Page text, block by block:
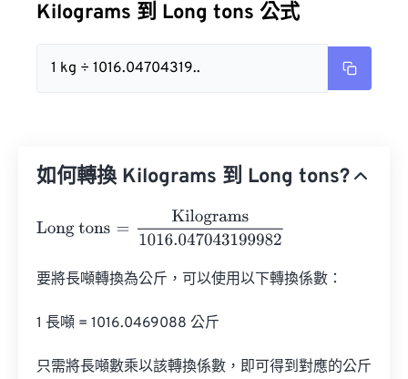
Kilograms 到 Long tons 公式
1 kg ÷ 1016.04704319..
如何轉換 Kilograms 到 Long tons?
Long tons Kilograms1016.047043199982
要將長噸轉換為公斤，可以使用以下轉換係數：
1 長噸 = 1016.0469088 公斤
只需將長噸數乘以該轉換係數，即可得到對應的公斤